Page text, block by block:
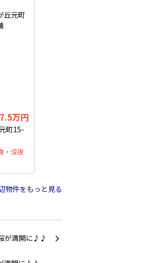
万円
町15-
・深夜
物件をもっと見る